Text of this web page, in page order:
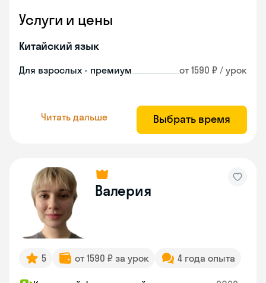
Услуги и цены
Китайский язык
Для взрослых - премиум от 1590 ₽ / урок
Читать дальше Выбрать время
Валерия
5 от 1590 ₽ за урок 4 года опыта